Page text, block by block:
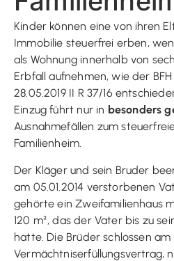
Kinder können eine von ihren
Immobilie steuerfrei erben,
als Wohnung innerhalb von
Erbfall aufnehmen, wie der
28.05.2019 II R 37/16
Einzug führt nur in besonders
Ausnahmefällen zum
Familienheim.
Der Kläger und sein Bruder
am 05.01.2014 verstorbenen
gehörte ein Zweifamilienhaus
120 m², das der Vater bis zu
hatte. Die Brüder schlossen am
Vermächtniserfüllungsvertrag,